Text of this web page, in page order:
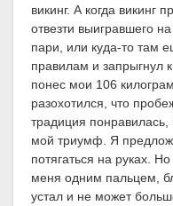
викинг. А когда викинг
отвезти выигравшего
пари, или куда-то там
правилам и запрыгнул
понес мои 106
разохотился, что
традиция
мой триумф. Я
потягаться на руках.
меня одним пальцем,
устал и не может